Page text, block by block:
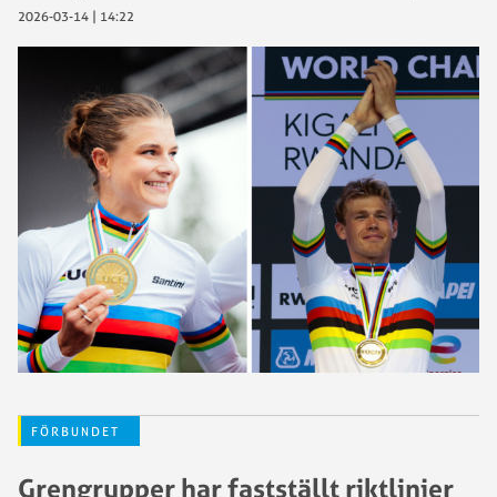
2026-03-14 | 14:22
FÖRBUNDET
Grengrupper har fastställt riktlinjer